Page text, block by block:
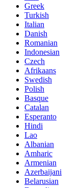
Greek
Turkish
Italian
Danish
Romanian
Indonesian
Czech
Afrikaans
Swedish
Polish
Basque
Catalan
Esperanto
Hindi
Lao
Albanian
Amharic
Armenian
Azerbaijani
Belarusian